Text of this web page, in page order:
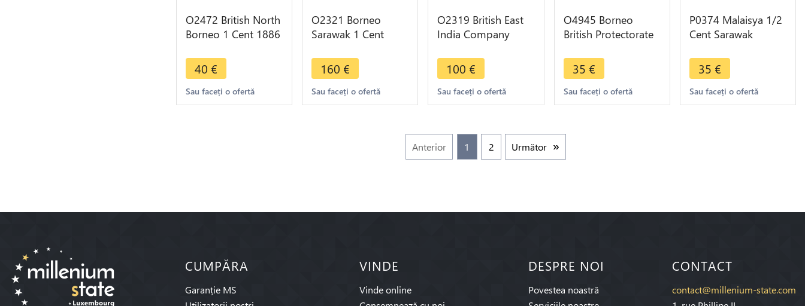
O2472 British North
Borneo 1 Cent 1886
offer
40 €
Sau faceți o ofertă
O2321 Borneo
Sarawak 1 Cent
AU ->Make offer
160 €
Sau faceți o ofertă
O2319 British East
India Company
Penang
100 €
Sau faceți o ofertă
O4945 Borneo
British Protectorate
->Make offer
35 €
Sau faceți o ofertă
P0374 Malaisya 1/2
Cent Sarawak
Rajah 1870 -> Make
offer
35 €
Sau faceți o ofertă
Anterior 1 2 Următor
CUMPĂRA
Garanție MS
VINDE
Vinde online
DESPRE NOI
Povestea noastră
CONTACT
contact@millenium-state.com